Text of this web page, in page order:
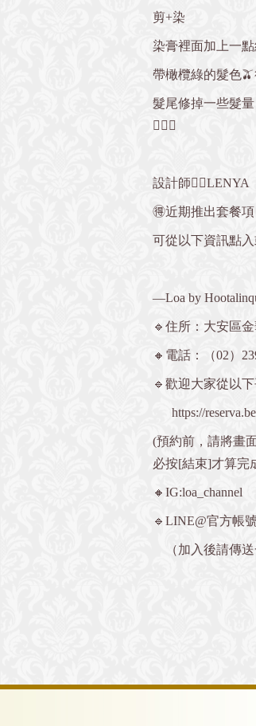
剪+染
染膏裡面加上一
帶橄欖綠的髮色
髮尾修掉一些髮
🧚🏻‍♀️
設計師👉🏻LENYA
🉐近期推出套餐
可從以下資訊點入
—Loa by
🔹住所：大安區
🔸電話：（02）
🔹歡迎大家從以
https://
(預約前，請將畫
必按[結束]才算完
🔸IG:loa_channel
🔹LINE@官方帳
（加入後請傳送